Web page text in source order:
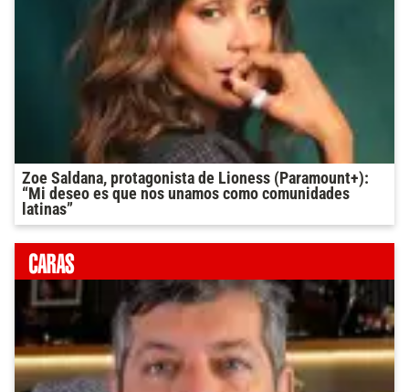
Zoe Saldana, protagonista de Lioness (Paramount+):
“Mi deseo es que nos unamos como comunidades
latinas”